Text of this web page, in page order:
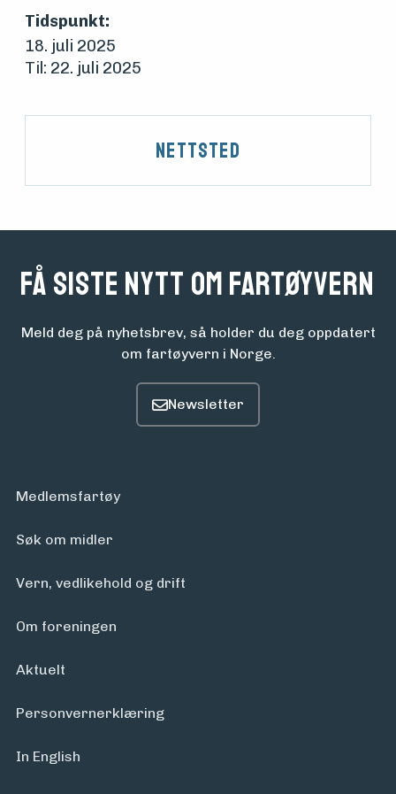
Aktuelt
Tidspunkt:
18. juli 2025
Til: 22. juli 2025
Nettsted
Få siste nytt om fartøyvern
Meld deg på nyhetsbrev, så holder du deg oppdatert
om fartøyvern i Norge.
Medlemsfartøy
Søk om midler
Vern, vedlikehold og drift
Om foreningen
Aktuelt
Personvern­erklæring
In English